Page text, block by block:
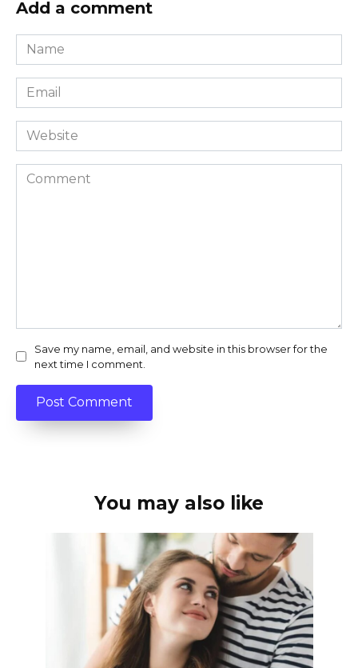
Add a comment
Name
*
Email
*
Website
Comment
Save my name, email, and website in this browser for the
next time I comment.
You may also like